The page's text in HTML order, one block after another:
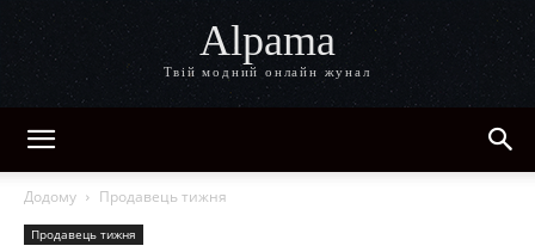
Alpama
Твій модний онлайн жунал
Додому Продавець тижня
Продавець тижня